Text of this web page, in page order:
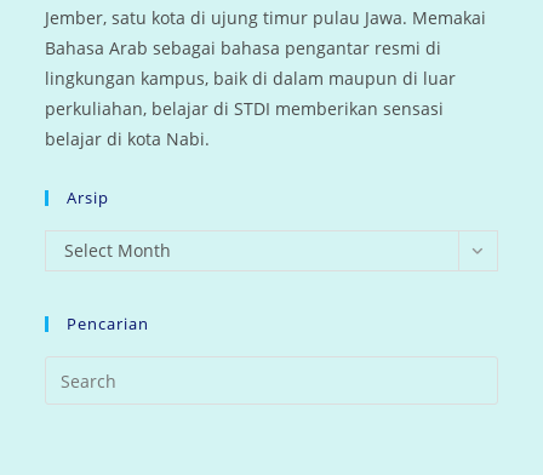
Jember, satu kota di ujung timur pulau Jawa. Memakai
Bahasa Arab sebagai bahasa pengantar resmi di
lingkungan kampus, baik di dalam maupun di luar
perkuliahan, belajar di STDI memberikan sensasi
belajar di kota Nabi.
Arsip
arsip
Select Month
Pencarian